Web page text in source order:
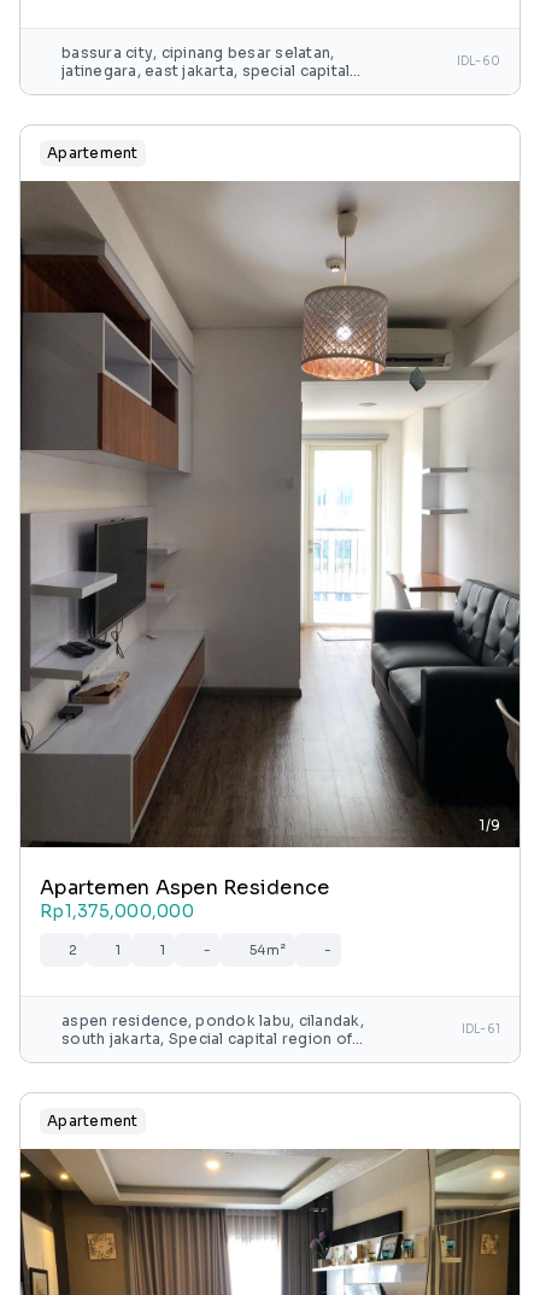
bassura city, cipinang besar selatan,
jatinegara, east jakarta, special capital
IDL-60
Apartement
1/9
Apartemen Aspen Residence
Rp1,375,000,000
2 1 1 - 54m² -
aspen residence, pondok labu, cilandak,
south jakarta, Special capital region of
IDL-61
Apartement